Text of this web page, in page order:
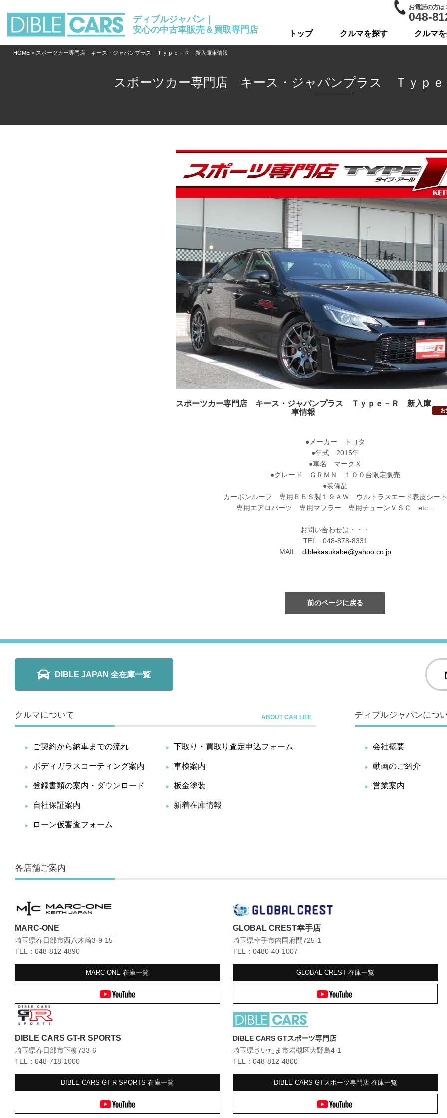
ディブルジャパン｜
安心の中古車販売＆買取専門店
お電話の方は
048-
トップ クルマを探す クルマ
HOME > スポーツカー専門店 キース・ジャパンプラス Ｔｙｐｅ－Ｒ 新入庫車情報
スポーツカー専門店 キース・ジャパンプラス Ｔｙｐ
スポーツカー専門店 キース・ジャパンプラス Ｔｙｐｅ－Ｒ 新入庫
車情報
お
●メーカー トヨタ
●年式 2015年
●車名 マークＸ
●グレード ＧＲＭＮ １００台限定販売
●装備品
カーボンルーフ 専用ＢＢＳ製１９ＡＷ ウルトラスエード表皮シート
専用エアロパーツ 専用マフラー 専用チューンＶＳＣ etc…
お問い合わせは・・・
TEL 048-878-8331
MAIL diblekasukabe@yahoo.co.jp
前のページに戻る
DIBLE JAPAN 全在庫一覧
クルマについて
ご契約から納車までの流れ 下取り・買取り査定申込フォーム
ボディガラスコーティング案内 車検案内
登録書類の案内・ダウンロード 板金塗装
自社保証案内 新着在庫情報
ローン仮審査フォーム
ディブルジャパンにつ
会社概要
動画のご紹介
営業案内
各店舗ご案内
MARC-ONE
埼玉県春日部市西八木崎3-9-15
TEL：048-812-4890
MARC-ONE在庫一覧
GLOBAL CREST幸手店
埼玉県幸手市内国府間725-1
TEL：0480-40-1007
GLOBAL CREST 在庫一覧
DIBLE CARS GT-R SPORTS
埼玉県春日部市下柳733-6
TEL：048-718-1000
DIBLE CARS GT-R SPORTS在庫一覧
DIBLE CARS GTスポーツ専門店
埼玉県さいたま市岩槻区大野島4-1
TEL：048-812-4800
DIBLE CARS GTスポーツ専門店 在庫一覧